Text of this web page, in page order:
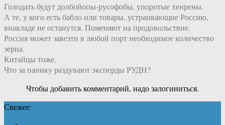
Голодать будут долбойопы-русофобы, упоротые хенрены.
А те, у кого есть бабло или товары, устраивающие Россию,
внакладе не останутся. Поменяют на продовольствие.
Россия может завезти в любой порт необходимое количество
зерна.
Китайцы тоже.
Что за панику раздувают эксперды РУДН?
Чтобы добавить комментарий, надо залогиниться.
Свежее: